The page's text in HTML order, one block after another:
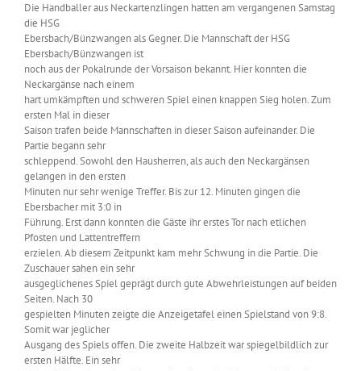
Die Handballer aus Neckartenzlingen hatten am vergangenen Samstag
die HSG
Ebersbach/Bünzwangen als Gegner. Die Mannschaft der HSG
Ebersbach/Bünzwangen ist
noch aus der Pokalrunde der Vorsaison bekannt. Hier konnten die
Neckargänse nach einem
hart umkämpften und schweren Spiel einen knappen Sieg holen. Zum
ersten Mal in dieser
Saison trafen beide Mannschaften in dieser Saison aufeinander. Die
Partie begann sehr
schleppend. Sowohl den Hausherren, als auch den Neckargänsen
gelangen in den ersten
Minuten nur sehr wenige Treffer. Bis zur 12. Minuten gingen die
Ebersbacher mit 3:0 in
Führung. Erst dann konnten die Gäste ihr erstes Tor nach etlichen
Pfosten und Lattentreffern
erzielen. Ab diesem Zeitpunkt kam mehr Schwung in die Partie. Die
Zuschauer sahen ein sehr
ausgeglichenes Spiel geprägt durch gute Abwehrleistungen auf beiden
Seiten. Nach 30
gespielten Minuten zeigte die Anzeigetafel einen Spielstand von 9:8.
Somit war jeglicher
Ausgang des Spiels offen. Die zweite Halbzeit war spiegelbildlich zur
ersten Hälfte. Ein sehr